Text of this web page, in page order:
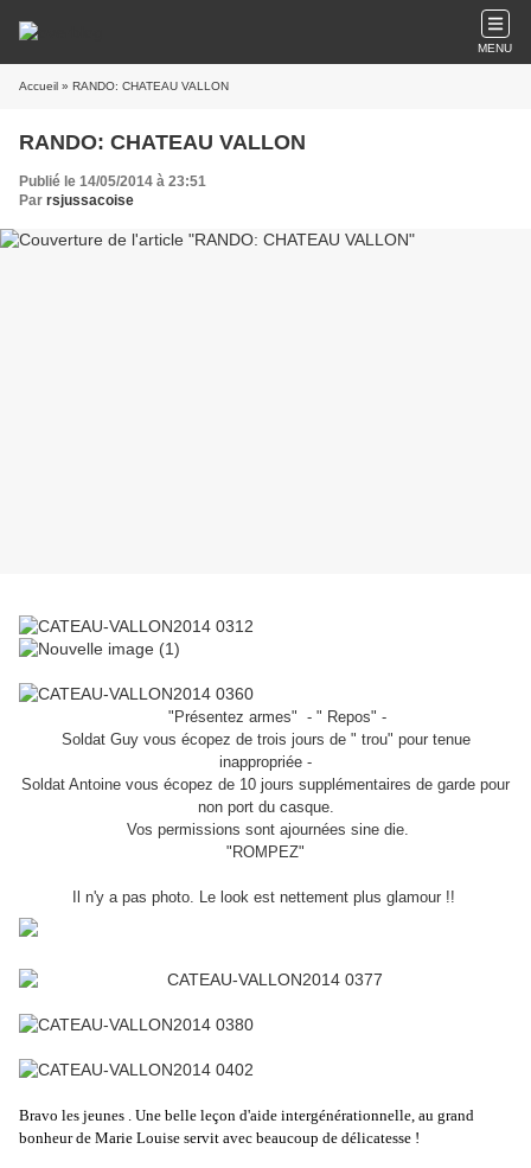
MENU
Accueil » RANDO: CHATEAU VALLON
RANDO: CHATEAU VALLON
Publié le 14/05/2014 à 23:51
Par rsjussacoise
"Présentez armes" - " Repos" -
Soldat Guy vous écopez de trois jours de " trou" pour tenue
inappropriée -
Soldat Antoine vous écopez de 10 jours supplémentaires de garde pour
non port du casque.
Vos permissions sont ajournées sine die.
"ROMPEZ"
Il n'y a pas photo. Le look est nettement plus glamour !!
Bravo les jeunes . Une belle leçon d'aide intergénérationnelle, au grand
bonheur de Marie Louise servit avec beaucoup de délicatesse !